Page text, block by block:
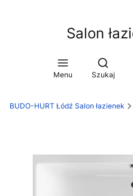
Salon
Menu
Otwórz
Szukaj
BUDO-HURT Łódź Salon łazienek